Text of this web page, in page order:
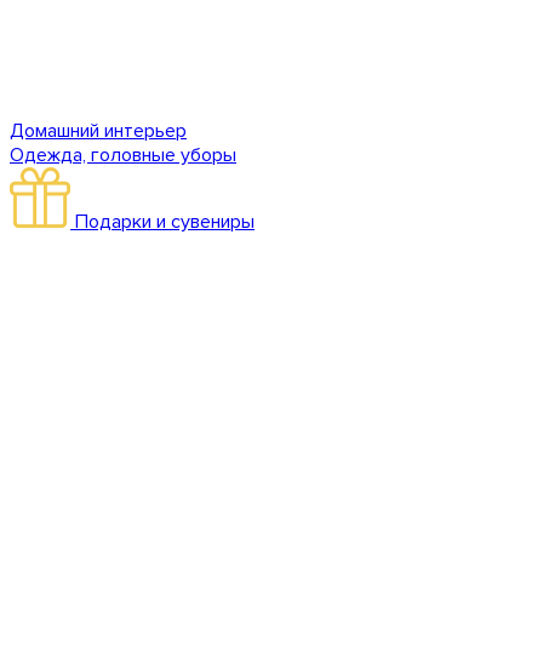
Домашний интерьер
Одежда, головные уборы
Подарки и сувениры